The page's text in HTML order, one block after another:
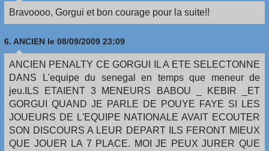
Bravoooo, Gorgui et bon courage pour la suite!!
6. ANCIEN le 08/09/2009 23:09
ANCIEN PENALTY CE GORGUI IL A ETE SELECTONNE
DANS L'equipe du senegal en temps que meneur de
jeu.ILS ETAIENT 3 MENEURS BABOU _ KEBIR _ET
GORGUI QUAND JE PARLE DE POUYE FAYE SI LES
JOUEURS DE L'EQUIPE NATIONALE AVAIT ECOUTER
SON DISCOURS A LEUR DEPART ILS FERONT MIEUX
QUE JOUER LA 7 PLACE. MOI JE PEUX JURER QUE